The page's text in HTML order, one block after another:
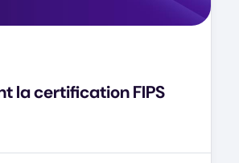
la certification FIPS